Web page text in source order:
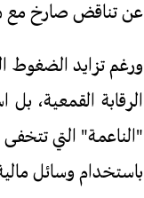
عن تناقض صارخ مع
ورغم تزايد الضغوط
الرقابة القمعية،
"الناعمة" التي
باستخدام وسائل